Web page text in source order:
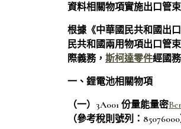
資料相關物項實施出口管
根據《中華國民共和國出
民共和國兩用物項出口管
際義務， 斯柯達零件經國
一、鋰電池相關物項
（一）3A001 份量能量密
（參考稅則號列：